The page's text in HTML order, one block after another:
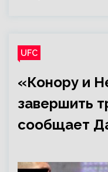
UFC
«Конору и
завершить
сообщает